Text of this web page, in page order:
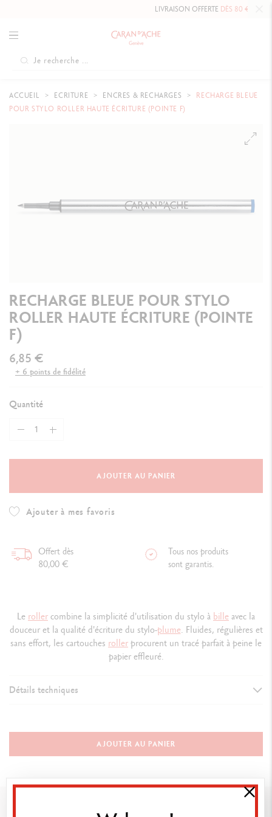
LIVRAISON OFFERTEDÈS 80 € .
ACCUEIL ECRITURE ENCRES & RECHARGES
RECHARGE BLEUE
POUR STYLO ROLLER HAUTE ÉCRITURE (POINTE F)
RECHARGE BLEUE POUR STYLO
ROLLER HAUTE ÉCRITURE (POINTE
F)
6,85 €
+ 6 points de fidélité
Quantité
AJOUTER AU PANIER
Ajouter à mes favoris
Offert dès
80,00 €
Tous nos produits
sont garantis.
Le rollercombine la simplicité d'utilisation du stylo à billeavec la
douceur et la qualité d'écriture du stylo-plume. Fluides, régulières et
sans effort, les cartouches rollerprocurent un tracé parfait à peine le
papier effleuré.
Détails techniques
Recharge pour pour Stylo Roller
Recharge bleue
AJOUTER AU PANIER